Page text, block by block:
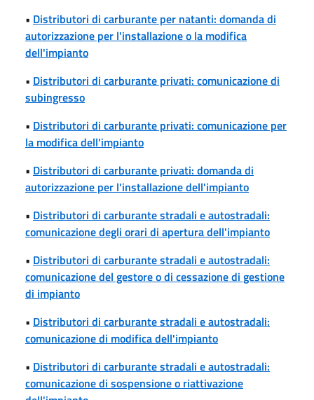
• Distributori di carburante per natanti: domanda di
autorizzazione per l'installazione o la modifica
dell'impianto
• Distributori di carburante privati: comunicazione di
subingresso
• Distributori di carburante privati: comunicazione per
la modifica dell'impianto
• Distributori di carburante privati: domanda di
autorizzazione per l'installazione dell'impianto
• Distributori di carburante stradali e autostradali:
comunicazione degli orari di apertura dell'impianto
• Distributori di carburante stradali e autostradali:
comunicazione del gestore o di cessazione di gestione
di impianto
• Distributori di carburante stradali e autostradali:
comunicazione di modifica dell'impianto
• Distributori di carburante stradali e autostradali:
comunicazione di sospensione o riattivazione